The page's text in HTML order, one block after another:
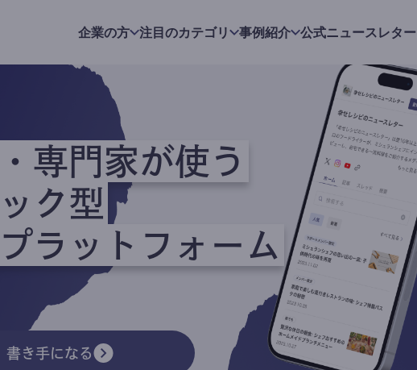
企業の方 注目のカテゴリ 事例紹介 公式ニュースレター
専門家が使う
ク型
ラットフォーム
書き手になる